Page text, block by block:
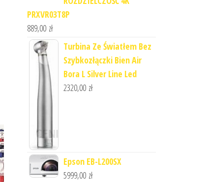
PRXVR03T8P
889,00 zł
Turbina Ze Światłem Bez
Szybkozłączki Bien Air
Bora L Silver Line Led
2320,00 zł
Epson EB-L200SX
5999,00 zł